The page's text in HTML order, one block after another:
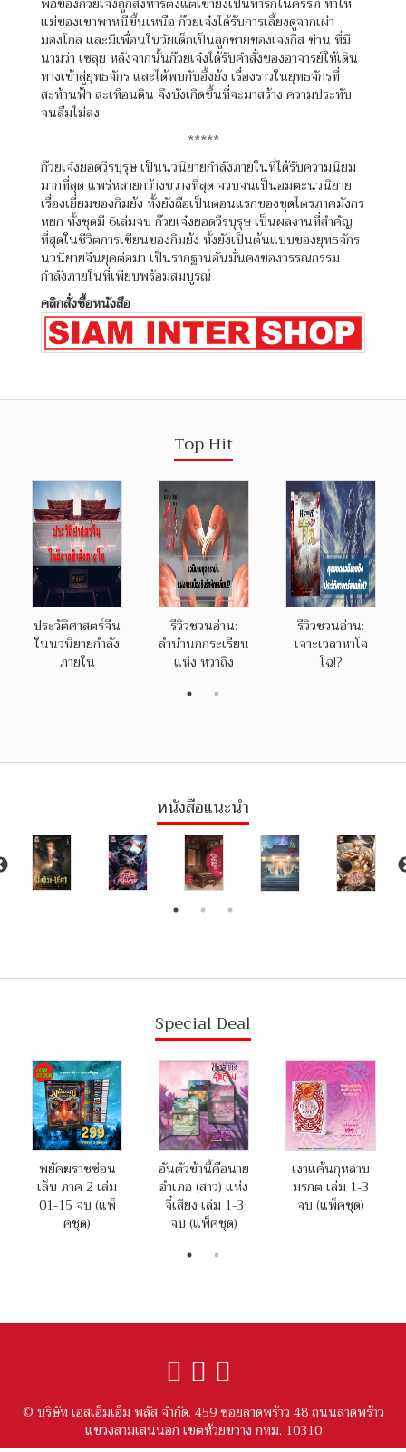
แม่ของเขาพาหนีขึ้นเหนือ ก๊วยเจ๋งได้รับการเลี้ยงดูจากเผ่า
มองโกล และมีเพื่อนในวัยเด็กเป็นลูกชายของเจงกีส ข่าน ที่มี
นามว่า เซลุย หลังจากนั้นก๊วยเจ๋งได้รับคำสั่งของอาจารย์ให้เดิน
ทางเข้าสู่ยุทธจักร และได้พบกับอึ้งย้ง เรื่องราวในยุทธจักรที่
สะท้านฟ้า สะเทือนดิน จึงบังเกิดขึ้นที่จะมาสร้าง ความประทับ
จนลืมไม่ลง
*****
ก๊วยเจ๋งยอดวีรบุรุษ เป็นนวนิยายกำลังภายในที่ได้รับความนิยม
มากที่สุด แพร่หลายกว้างขวางที่สุด จวบจนเป็นอมตะนวนิยาย
เรื่องเยี่ยมของกิมย้ง ทั้งยังถือเป็นตอนแรกของชุดไตรภาคมังกร
หยก ทั้งชุดมี 6เล่มจบ ก๊วยเจ๋งยอดวีรบุรุษ เป็นผลงานที่สำคัญ
ที่สุดในชีวิตการเขียนของกิมย้ง ทั้งยังเป็นต้นแบบของยุทธจักร
นวนิยายจีนยุคต่อมา เป็นรากฐานอันมั่นคงของวรรณกรรม
กำลังภายในที่เพียบพร้อมสมบูรณ์
คลิกสั่งซื้อหนังสือ
Top Hit
ประวัติศาสตร์จีน
ในนวนิยายกำลัง
ภายใน
รีวิวชวนอ่าน:
ลำนำนกกระเรียน
แห่ง หวาถิง
รีวิวชวนอ่าน:
เจาะเวลาหาโจ
โฉ!?
หนังสือแนะนำ
Special Deal
พยัคฆราชซ่อน
เล็บ ภาค 2 เล่ม
01-15 จบ (แพ็
คชุด)
อันตัวข้านี้คือนาย
อำเภอ (สาว) แห่ง
จี๋เสียง เล่ม 1-3
จบ (แพ็คชุด)
เงาแค้นกุหลาบ
มรกต เล่ม 1-3
จบ (แพ็คชุด)
© บริษัท เอสเอ็มเอ็ม พลัส จำกัด. 459 ซอยลาดพร้าว 48 ถนนลาดพร้าว
แขวงสามเสนนอก เขตห้วยขวาง กทม. 10310